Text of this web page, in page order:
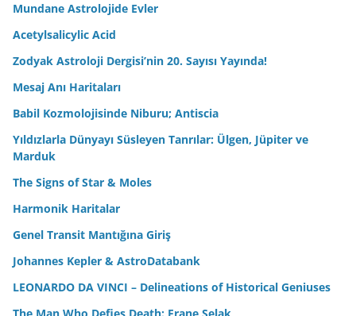
Mundane Astrolojide Evler
Acetylsalicylic Acid
Zodyak Astroloji Dergisi’nin 20. Sayısı Yayında!
Mesaj Anı Haritaları
Babil Kozmolojisinde Niburu; Antiscia
Yıldızlarla Dünyayı Süsleyen Tanrılar: Ülgen, Jüpiter ve
Marduk
The Signs of Star & Moles
Harmonik Haritalar
Genel Transit Mantığına Giriş
Johannes Kepler & AstroDatabank
LEONARDO DA VINCI – Delineations of Historical Geniuses